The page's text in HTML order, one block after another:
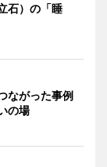
石）の「睡
ながった事例
の場